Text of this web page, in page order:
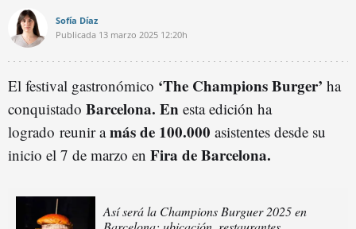
Sofía Díaz
Publicada 13 marzo 2025 12:20h
El festival gastronómico ‘The Champions Burger’ ha
conquistado Barcelona. En esta edición ha
logrado reunir amás de 100.000 asistentes desde su
inicio el 7 de marzo en Fira de Barcelona.
Así será la Champions Burguer 2025 en